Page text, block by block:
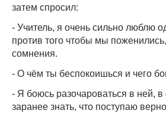
затем спросил:
- Учитель, я очень сильно люблю
против того чтобы мы
сомнения.
- О чём ты беспокоишься и чего
- Я боюсь разочароваться в ней,
заранее знать, что поступаю